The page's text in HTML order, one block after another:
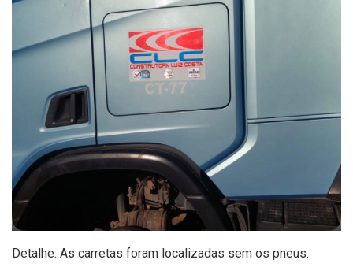
Detalhe: As carretas foram localizadas sem os pneus.